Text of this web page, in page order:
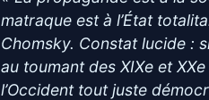
matraque est à l’État
Chomsky. Constat lucide :
au toumant des XIXe et
l’Occident tout juste